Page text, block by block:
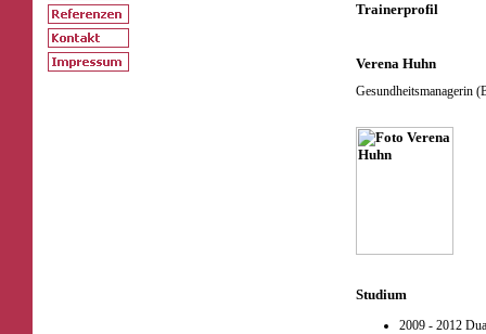
Trainerprofil
Verena Huhn
Gesundheitsmanagerin
Studium
2009 - 2012